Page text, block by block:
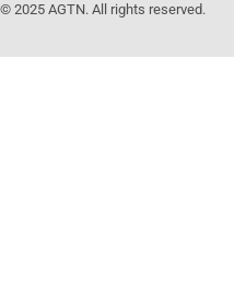
© 2025 AGTN. All rights reserved.